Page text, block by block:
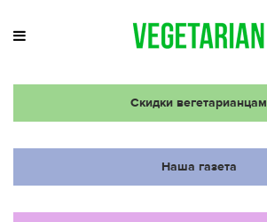
Скидки вегетарианцам
Наша газета